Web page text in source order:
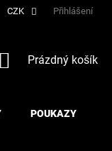
CZK Přihlášení
NÁKUPNÍ
Prázdný košík
POUKAZY